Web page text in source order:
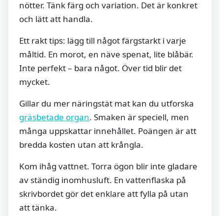
nötter. Tänk färg och variation. Det är konkret
och lätt att handla.
Ett rakt tips: lägg till något färgstarkt i varje
måltid. En morot, en näve spenat, lite blåbär.
Inte perfekt – bara något. Över tid blir det
mycket.
Gillar du mer näringstät mat kan du utforska
gräsbetade organ. Smaken är speciell, men
många uppskattar innehållet. Poängen är att
bredda kosten utan att krångla.
Kom ihåg vattnet. Torra ögon blir inte gladare
av ständig inomhusluft. En vattenflaska på
skrivbordet gör det enklare att fylla på utan
att tänka.